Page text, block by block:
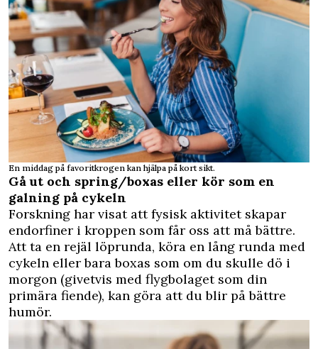
En middag på favoritkrogen kan hjälpa på kort sikt.
Gå ut och spring/boxas eller kör som en
galning på cykeln
Forskning har visat att fysisk aktivitet skapar
endorfiner i kroppen som får oss att må bättre.
Att ta en rejäl löprunda, köra en lång runda med
cykeln eller bara boxas som om du skulle dö i
morgon (givetvis med flygbolaget som din
primära fiende), kan göra att du blir på bättre
humör.